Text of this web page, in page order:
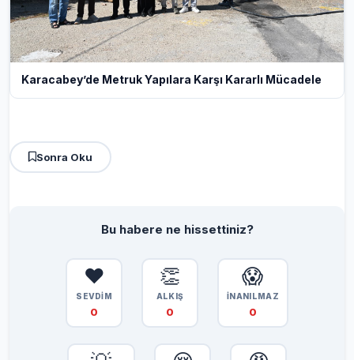
Karacabey’de Metruk Yapılara Karşı Kararlı Mücadele
Sonra Oku
Bu habere ne hissettiniz?
❤️
SEVDİM
0
👏
ALKIŞ
0
😱
İNANILMAZ
0